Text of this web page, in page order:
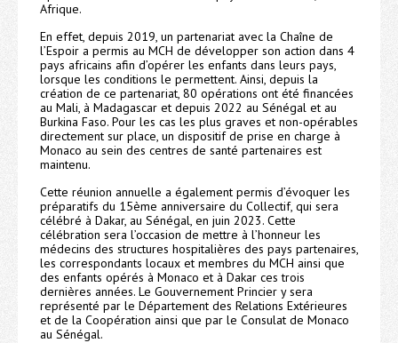
Afrique.
En effet, depuis 2019, un partenariat avec la Chaîne de
l’Espoir a permis au MCH de développer son action dans 4
pays africains afin d’opérer les enfants dans leurs pays,
lorsque les conditions le permettent. Ainsi, depuis la
création de ce partenariat, 80 opérations ont été financées
au Mali, à Madagascar et depuis 2022 au Sénégal et au
Burkina Faso. Pour les cas les plus graves et non-opérables
directement sur place, un dispositif de prise en charge à
Monaco au sein des centres de santé partenaires est
maintenu.
Cette réunion annuelle a également permis d’évoquer les
préparatifs du 15ème anniversaire du Collectif, qui sera
célébré à Dakar, au Sénégal, en juin 2023. Cette
célébration sera l’occasion de mettre à l’honneur les
médecins des structures hospitalières des pays partenaires,
les correspondants locaux et membres du MCH ainsi que
des enfants opérés à Monaco et à Dakar ces trois
dernières années. Le Gouvernement Princier y sera
représenté par le Département des Relations Extérieures
et de la Coopération ainsi que par le Consulat de Monaco
au Sénégal.